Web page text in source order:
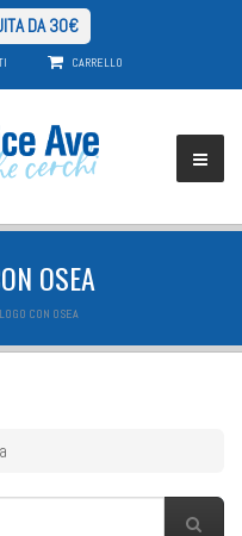
DA 30€
CARRELLO
OSEA
CON OSEA